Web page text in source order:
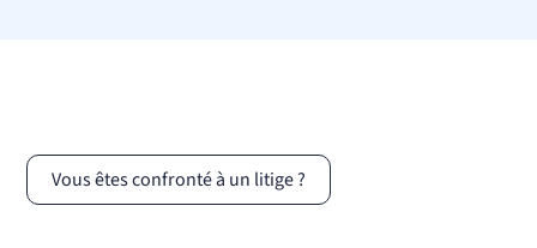
Vous êtes confronté à un litige ?